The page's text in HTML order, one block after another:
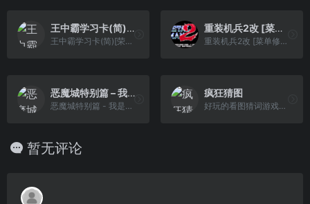
王中霸学习卡(简)[荣丰](CN)[ETC](4Mb)
王中霸学习卡(简)[荣丰](CN)[ETC](4Mb)
重装机兵2改 [菜单修正][zymgundam](v1.1) (20110828)(简)(JP)(32Mb)
重装机兵2改 [菜单修正][zymgundam](v1.1) (20110828)(简)(JP)(32Mb)
恶魔城特别篇 – 我是德古拉君(新标题)(简)[逆游の五彩鱼][ACT](4Mb)
恶魔城特别篇 - 我是德古拉君(新标题)(简)[逆游の五彩鱼][ACT](4Mb)
疯狂猜图
好玩的看图猜词游戏，知识面大考验，脑力激荡
暂无评论